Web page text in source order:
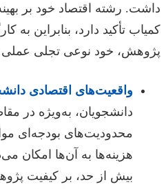
داشت. رشته اقتصاد خود بر
کمیاب تأکید دارد، بنابراین به
پژوهش، خود نوعی تجلی
واقعیت‌های اقتصادی
دانشجویان، به‌ویژه در
محدودیت‌های بودجه‌ای
هزینه‌ها به آن‌ها امکان
بیش از حد، بر کیفیت